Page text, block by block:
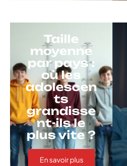
Taille
moyenne
par pays :
où les
adolescen
ts
grandisse
nt-ils le
plus vite ?
En savoir plus